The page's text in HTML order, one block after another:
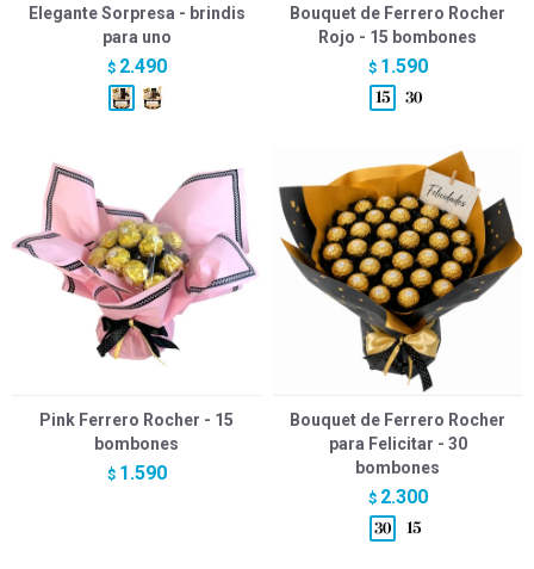
Elegante Sorpresa - brindis
para uno
$ 2.490
Bouquet de Ferrero Rocher
Rojo - 15 bombones
$ 1.590
Pink Ferrero Rocher - 15
bombones
$ 1.590
Bouquet de Ferrero Rocher
para Felicitar - 30
bombones
$ 2.300